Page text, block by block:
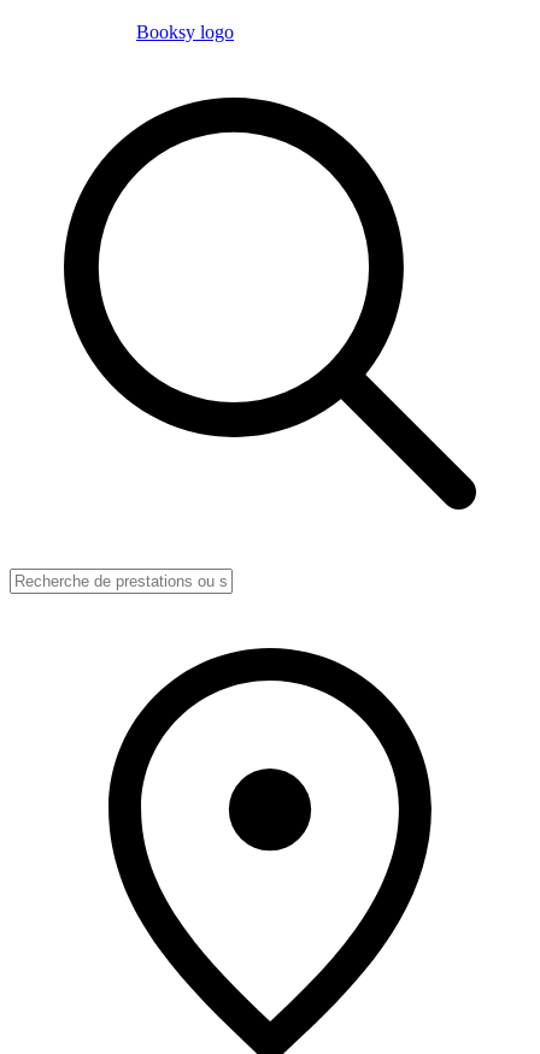
Booksy logo